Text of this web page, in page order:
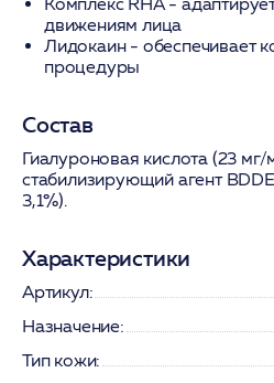
Комплекс RHA-
движениям лица
Лидокаин- обеспечивает
процедуры
Состав
Гиалуроновая кислота (23
стабилизирующий агент
3,1%).
Характеристики
Артикул:
Назначение:
Тип кожи: